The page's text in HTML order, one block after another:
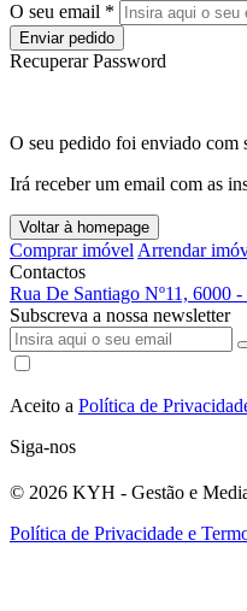
O seu email *
Enviar pedido
Recuperar Password
O seu pedido foi enviado com
Irá receber um email com as
Voltar à homepage
Comprar imóvel Arrendar
Contactos
Rua De Santiago Nº11, 6000
Subscreva a nossa newsletter
Aceito a Política de
Siga-nos
© 2026 KYH - Gestão e
Política de Privacidade e